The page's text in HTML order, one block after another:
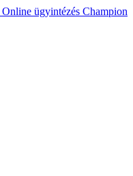
Online ügyintézés Champion